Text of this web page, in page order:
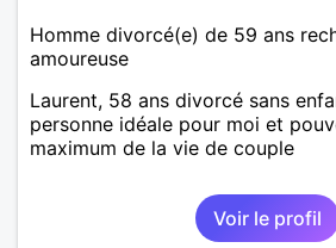
Homme divorcé(e) de 59 ans
amoureuse
Laurent, 58 ans divorcé sans
personne idéale pour moi et
maximum de la vie de couple
Voir le profil